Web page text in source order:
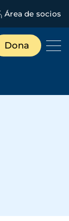
Área de socios
Dona